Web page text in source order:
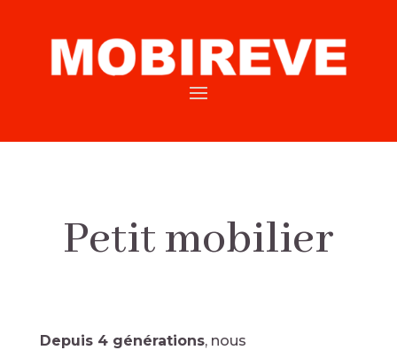
Petit mobilier
Depuis 4 générations, nous